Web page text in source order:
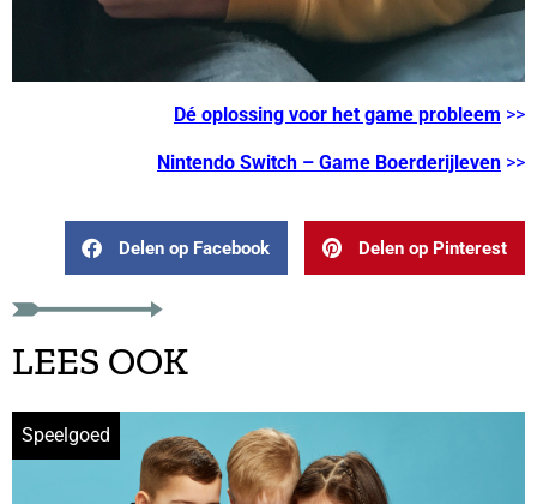
Dé oplossing voor het game probleem >>
Nintendo Switch – Game Boerderijleven >>
Delen op Facebook Delen op Pinterest
LEES OOK
Speelgoed